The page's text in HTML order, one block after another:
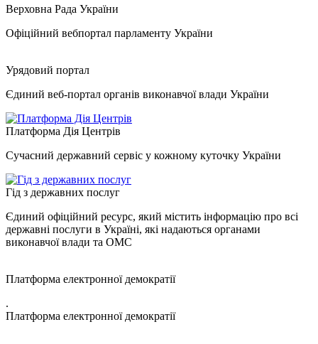
Верховна Рада України
Офіційний вебпортал парламенту України
Урядовий портал
Єдиний веб-портал органів виконавчої влади України
Платформа Дія Центрів
Сучасний державний сервіс у кожному куточку України
Гід з державних послуг
Єдиний офіційний ресурс, який містить інформацію про всі
державні послуги в Україні, які надаються органами
виконавчої влади та ОМС
Платформа електронної демократії
.
Платформа електронної демократії